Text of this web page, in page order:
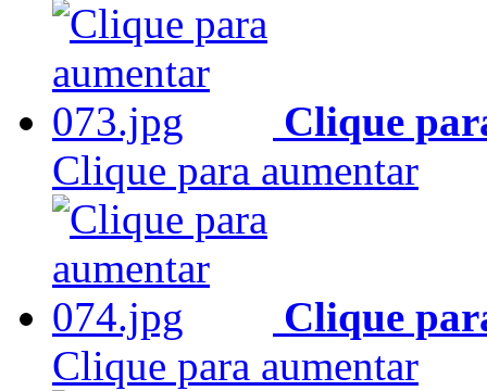
Clique
Clique para aumentar
Clique
Clique para aumentar